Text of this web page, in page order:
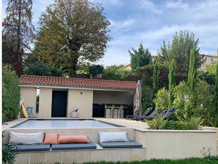
CONSTRUCTION
PISCINE EXTÉRIEURE ET
POOL HOUSE
01 - HABITAT RESIDENTIEL